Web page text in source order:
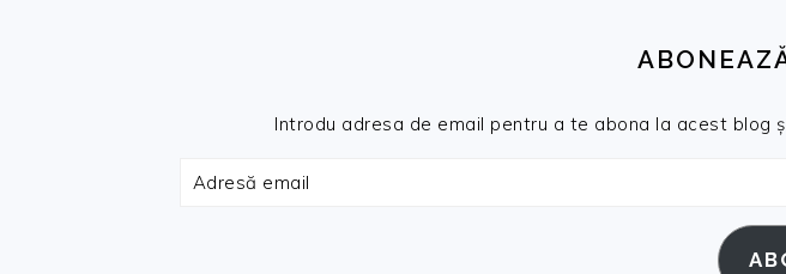
Introdu adresa de email pentru a te abona la acest blog
Adresă